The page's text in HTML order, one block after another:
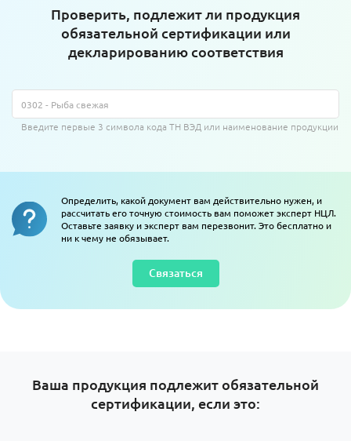
Проверить, подлежит ли продукция
обязательной сертификации или
декларированию соответствия
Введите первые 3 символа кода ТН ВЭД или наименование продукции
Определить, какой документ вам действительно нужен, и
рассчитать его точную стоимость вам поможет эксперт НЦЛ.
Оставьте заявку и эксперт вам перезвонит. Это бесплатно и
ни к чему не обязывает.
Связаться
Ваша продукция подлежит обязательной
сертификации, если это: